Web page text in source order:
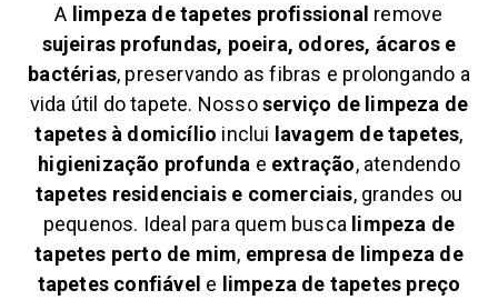
A limpeza de tapetes profissional remove
sujeiras profundas, poeira, odores, ácaros e
bactérias, preservando as fibras e prolongando a
vida útil do tapete. Nossoserviço de limpeza de
tapetes à domicílio inclui lavagem de tapetes,
higienização profunda e extração, atendendo
tapetes residenciais e comerciais, grandes ou
pequenos. Ideal para quem busca limpeza de
tapetes perto de mim, empresa de limpeza de
tapetes confiável e limpeza de tapetes preço